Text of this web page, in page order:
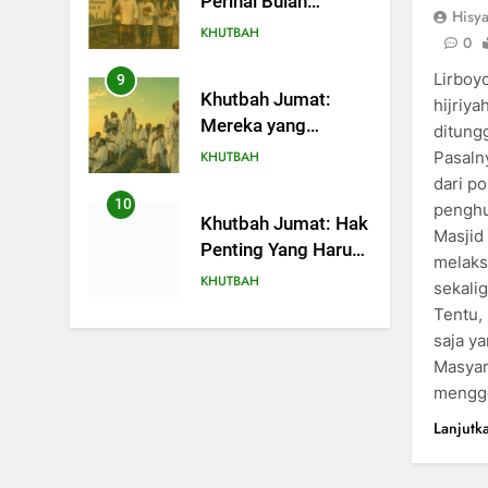
Muharam
KHUTBAH
9
Khutbah Jumat:
Mereka yang
Mendapat Predikat
KHUTBAH
10
Khutbah Jumat: Hak
Penting Yang Harus
Kita Berikan Kepada
KHUTBAH
11
0
dari
Tentu,
saja